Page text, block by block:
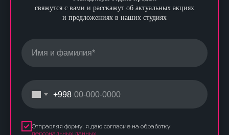
свяжутся с вами и расскажут об актуальных акциях
и предложениях в наших студиях
+998
Отправляя форму, я даю согласие на обработку
персональных данных